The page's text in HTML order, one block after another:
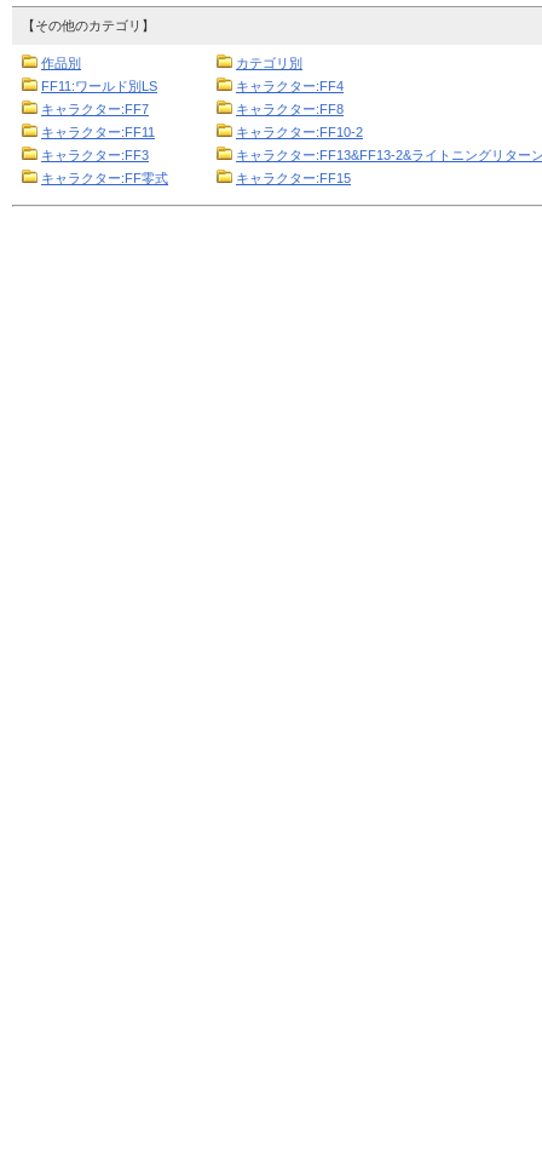
【その他のカテゴリ】
作品別
カテゴリ別
FF11:ワールド別LS
キャラクター:FF4
キャラクター:FF7
キャラクター:FF8
キャラクター:FF11
キャラクター:FF10-2
キャラクター:FF3
キャラクター:FF13&FF13-2&ライトニングリター
キャラクター:FF零式
キャラクター:FF15